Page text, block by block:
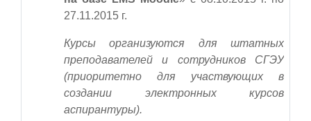
27.11.2015 г.
Курсы организуются для штатных
преподавателей и сотрудников СГЭУ
(приоритетно для участвующих в
создании электронных курсов
аспирантуры).